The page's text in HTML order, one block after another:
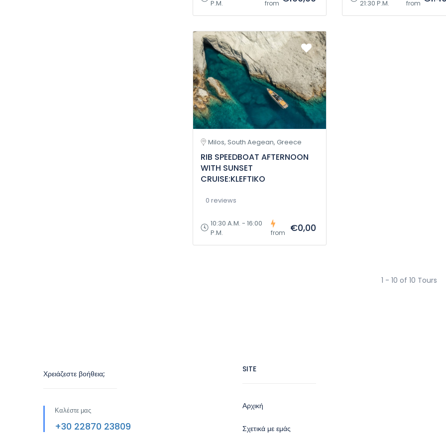
P.M.
from
21:30 P.M.
from
Milos, South Aegean, Greece
RIB SPEEDBOAT AFTERNOON
WITH SUNSET
CRUISE:KLEFTIKO
0 reviews
10:30 A.M. - 16:00
P.M.
from €0,00
1 - 10 of 10 Tours
Χρειάζεστε βοήθεια;
Καλέστε μας
+30 22870 23809
SITE
Αρχική
Σχετικά με εμάς